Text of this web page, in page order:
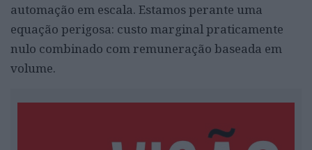
automação em escala. Estamos perante uma
equação perigosa: custo marginal praticamente
nulo combinado com remuneração baseada em
volume.